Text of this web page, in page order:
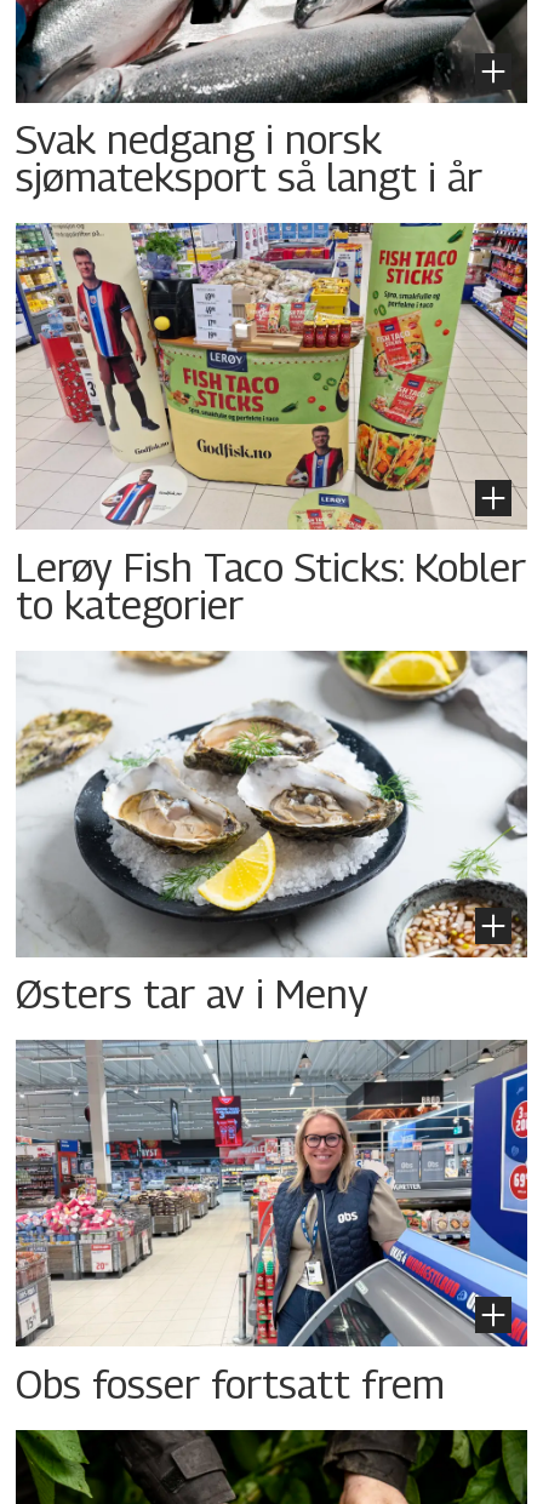
Svak nedgang i norsk
sjømateksport så langt i år
Lerøy Fish Taco Sticks: Kobler
to kategorier
Østers tar av i Meny
Obs fosser fortsatt frem